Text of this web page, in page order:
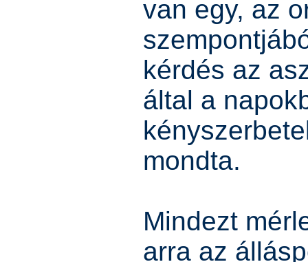
van egy, az
kérdés az
által a
mondta.
Mindezt
arra az